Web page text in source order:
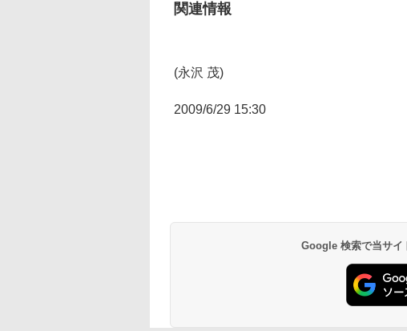
関連情報
(永沢 茂)
2009/6/29 15:30
Google 検索で当サイ